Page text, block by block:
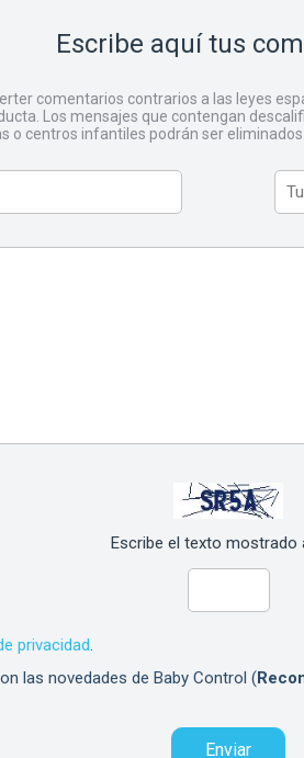
Escribe aquí tus
comentarios contrarios a las leyes
Los mensajes que contengan
o centros infantiles podrán ser eliminados.
Escribe el texto mostrado
privacidad.
las novedades de Baby Control (